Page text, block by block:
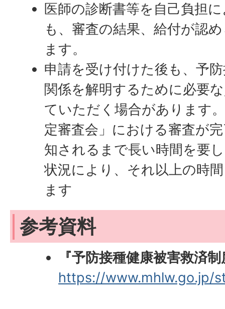
医師の診断書等を自己負担
も、審査の結果、給付が認
ます。
申請を受け付けた後も、予
関係を解明するために必要
ていただく場合があります
定審査会」における審査が
知されるまで長い時間を要
状況により、それ以上の時
ます
参考資料
『予防接種健康被害救済
https://www.mhlw.go.jp/